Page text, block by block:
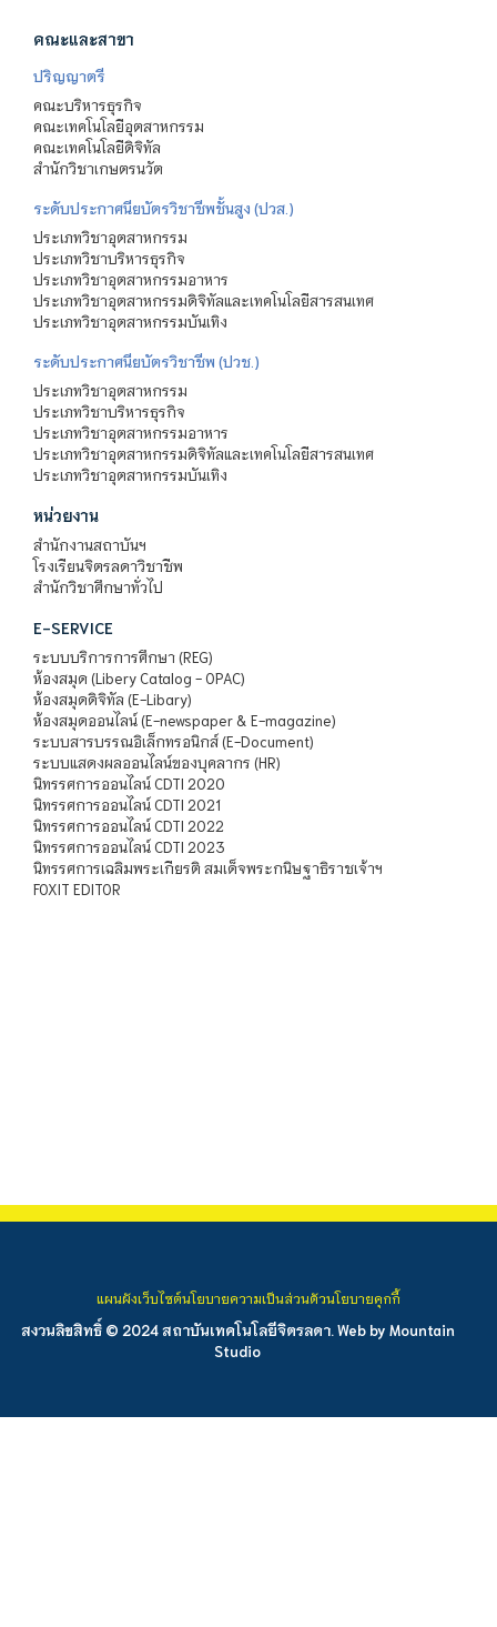
คณะและสาขา
ปริญญาตรี
คณะบริหารธุรกิจ
คณะเทคโนโลยีอุตสาหกรรม
คณะเทคโนโลยีดิจิทัล
สำนักวิชาเกษตรนวัต
ระดับประกาศนียบัตรวิชาชีพชั้นสูง (ปวส.)
ประเภทวิชาอุตสาหกรรม
ประเภทวิชาบริหารธุรกิจ
ประเภทวิชาอุตสาหกรรมอาหาร
ประเภทวิชาอุตสาหกรรมดิจิทัลและเทคโนโลยีสารสนเทศ
ประเภทวิชาอุตสาหกรรมบันเทิง
ระดับประกาศนียบัตรวิชาชีพ (ปวช.)
ประเภทวิชาอุตสาหกรรม
ประเภทวิชาบริหารธุรกิจ
ประเภทวิชาอุตสาหกรรมอาหาร
ประเภทวิชาอุตสาหกรรมดิจิทัลและเทคโนโลยีสารสนเทศ
ประเภทวิชาอุตสาหกรรมบันเทิง
หน่วยงาน
สำนักงานสถาบันฯ
โรงเรียนจิตรลดาวิชาชีพ
สำนักวิชาศึกษาทั่วไป
E-SERVICE
ระบบบริการการศึกษา (REG)
ห้องสมุด (Libery Catalog - OPAC)
ห้องสมุดดิจิทัล (E-Libary)
ห้องสมุดออนไลน์ (E-newspaper & E-magazine)
ระบบสารบรรณอิเล็กทรอนิกส์ (E-Document)
ระบบแสดงผลออนไลน์ของบุคลากร (HR)
นิทรรศการออนไลน์ CDTI 2020
นิทรรศการออนไลน์ CDTI 2021
นิทรรศการออนไลน์ CDTI 2022
นิทรรศการออนไลน์ CDTI 2023
นิทรรศการเฉลิมพระเกียรติ สมเด็จพระกนิษฐาธิราชเจ้าฯ
FOXIT EDITOR
สงวนลิขสิทธิ์ © 2024 สถาบันเทคโนโลยีจิตรลดา. Web by Mountain
Studio
แผนผังเว็บไซต์นโยบายความเป็นส่วนตัวนโยบายคุกกี้